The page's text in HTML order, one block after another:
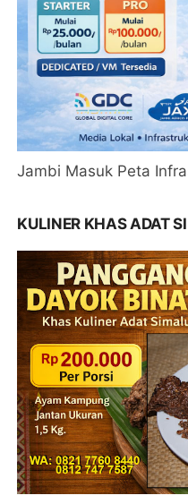
Jambi Masuk Peta
KULINER KHAS ADAT